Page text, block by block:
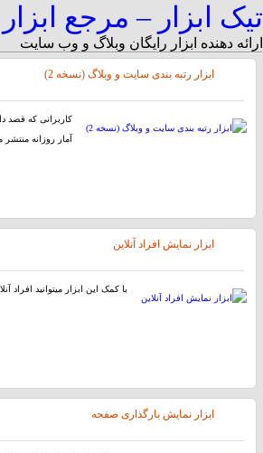
تیک ابزار – مرجع
ارائه دهنده ابزار رایگان وبلاگ و وب سایت
ابزار رتبه بندی سایت و وبلاگ (نسخه 2)
کاربرانی که قصد
آمار روزانه منتشر
ابزار نمایش افراد آنلاین
با کمک این ابزار میتوانید
ابزار نمایش بارگذاری صفحه